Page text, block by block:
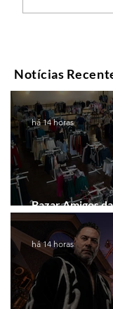
Notícias
Bazar Amigos
arrecadação em
há 14 horas
há 14 horas